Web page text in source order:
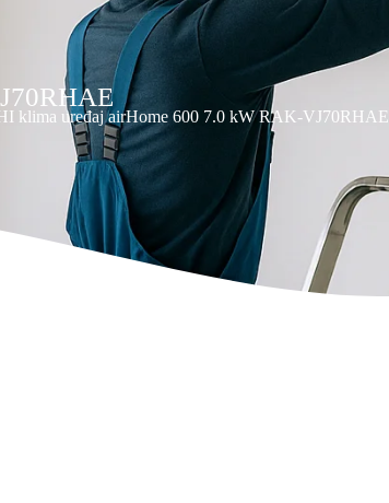
klima uređaj airHome 600 7.0 kW RAK-VJ70RHAE